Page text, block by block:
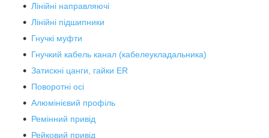
Лінійні направляючі
Лінійні підшипники
Гнучкі муфти
Гнучкий кабель канал (кабелеукладальника)
Затискні цанги, гайки ER
Поворотні осі
Алюмінієвий профіль
Ремінний привід
Рейковий привід